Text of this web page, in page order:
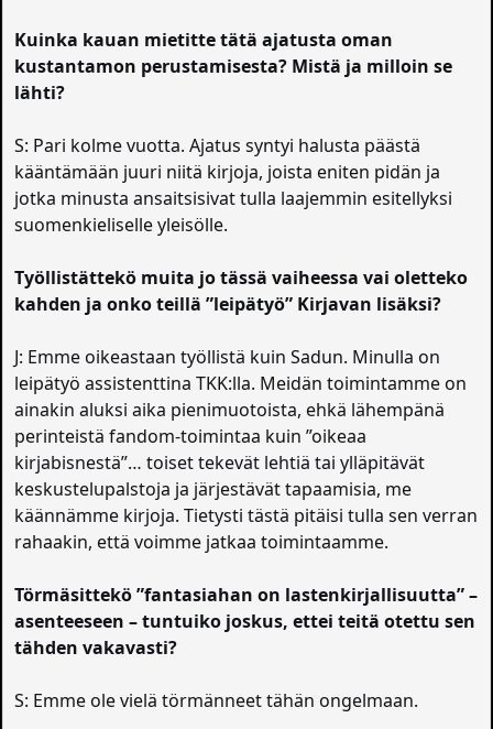
Kuinka kauan mietitte tätä ajatusta oman
kustantamon perustamisesta? Mistä ja milloin se
lähti?
S: Pari kolme vuotta. Ajatus syntyi halusta päästä
kääntämään juuri niitä kirjoja, joista eniten pidän ja
jotka minusta ansaitsisivat tulla laajemmin esitellyksi
suomenkieliselle yleisölle.
Työllistättekö muita jo tässä vaiheessa vai oletteko
kahden ja onko teillä ”leipätyö” Kirjavan lisäksi?
J: Emme oikeastaan työllistä kuin Sadun. Minulla on
leipätyö assistenttina TKK:lla. Meidän toimintamme on
ainakin aluksi aika pienimuotoista, ehkä lähempänä
perinteistä fandom-toimintaa kuin ”oikeaa
kirjabisnestä”… toiset tekevät lehtiä tai ylläpitävät
keskustelupalstoja ja järjestävät tapaamisia, me
käännämme kirjoja. Tietysti tästä pitäisi tulla sen verran
rahaakin, että voimme jatkaa toimintaamme.
Törmäsittekö ”fantasiahan on lastenkirjallisuutta” –
asenteeseen – tuntuiko joskus, ettei teitä otettu sen
tähden vakavasti?
S: Emme ole vielä törmänneet tähän ongelmaan.